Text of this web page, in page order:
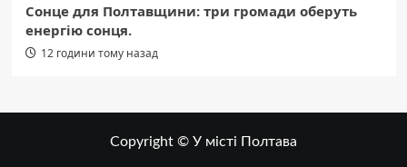
Сонце для Полтавщини: три громади оберуть
енергію сонця.
12 години тому назад
Copyright © У місті Полтава